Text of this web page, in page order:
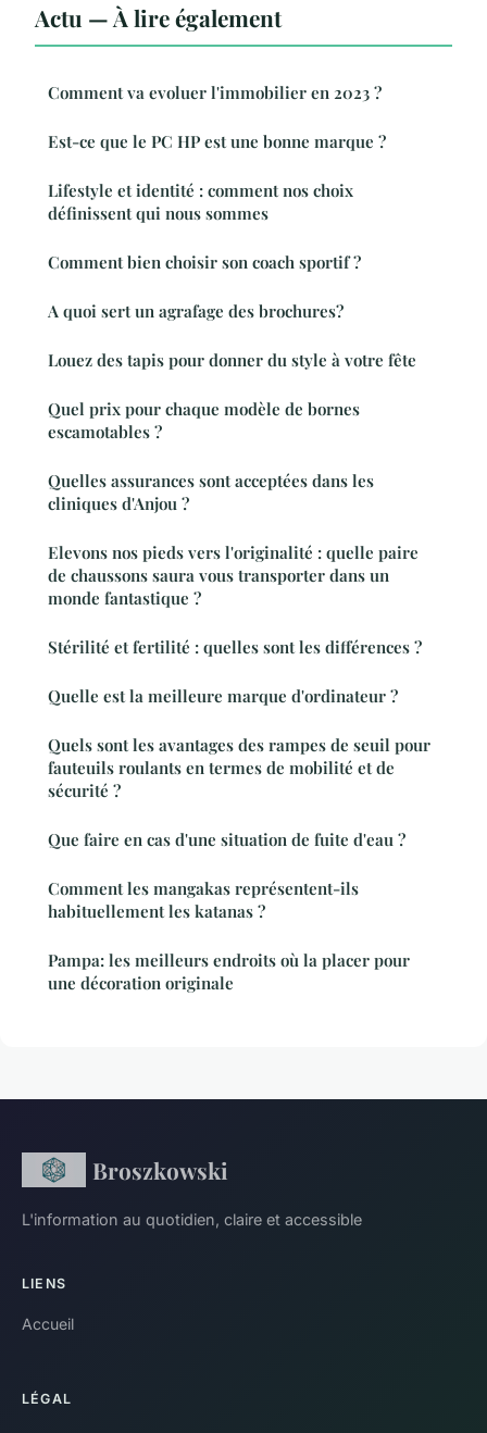
Actu — À lire également
Comment va evoluer l'immobilier en 2023 ?
Est-ce que le PC HP est une bonne marque ?
Lifestyle et identité : comment nos choix
définissent qui nous sommes
Comment bien choisir son coach sportif ?
A quoi sert un agrafage des brochures?
Louez des tapis pour donner du style à votre fête
Quel prix pour chaque modèle de bornes
escamotables ?
Quelles assurances sont acceptées dans les
cliniques d'Anjou ?
Elevons nos pieds vers l'originalité : quelle paire
de chaussons saura vous transporter dans un
monde fantastique ?
Stérilité et fertilité : quelles sont les différences ?
Quelle est la meilleure marque d'ordinateur ?
Quels sont les avantages des rampes de seuil pour
fauteuils roulants en termes de mobilité et de
sécurité ?
Que faire en cas d'une situation de fuite d'eau ?
Comment les mangakas représentent-ils
habituellement les katanas ?
Pampa: les meilleurs endroits où la placer pour
une décoration originale
Broszkowski
L'information au quotidien, claire et accessible
LIENS
Accueil
LÉGAL